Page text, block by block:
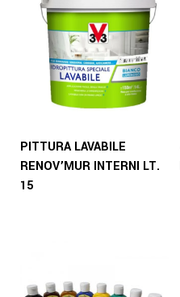
PITTURA LAVABILE
RENOV’MUR INTERNI LT.
15